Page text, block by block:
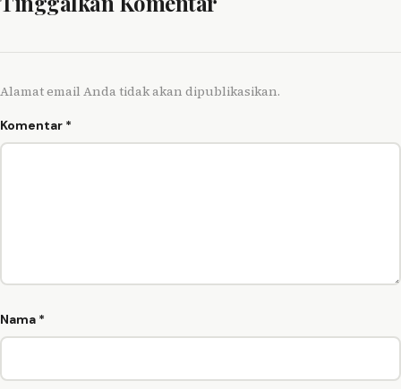
Alamat email Anda tidak akan dipublikasikan.
Komentar *
Nama *